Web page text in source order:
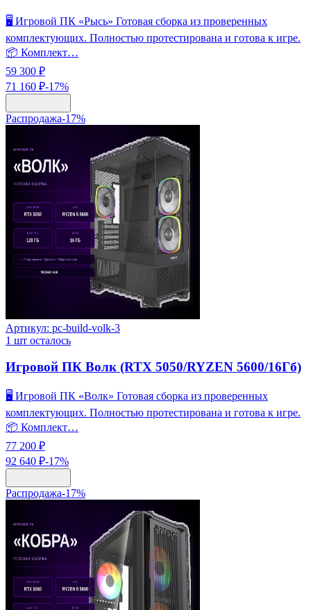
🖥️ Игровой ПК «Рысь» Готовая сборка из проверенных
комплектующих. Полностью протестирована и готова к игре.
📦 Комплект…
59 300 ₽
71 160 ₽-17%
Распродажа-17%
Артикул: pc-build-volk-3
1 шт осталось
Игровой ПК Волк (RTX 5050/RYZEN 5600/16Гб)
🖥️ Игровой ПК «Волк» Готовая сборка из проверенных
комплектующих. Полностью протестирована и готова к игре.
📦 Комплект…
77 200 ₽
92 640 ₽-17%
Распродажа-17%